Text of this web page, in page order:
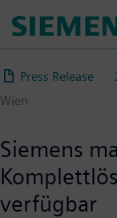
zum
Press Release
Wien
Siemens
verfügbar